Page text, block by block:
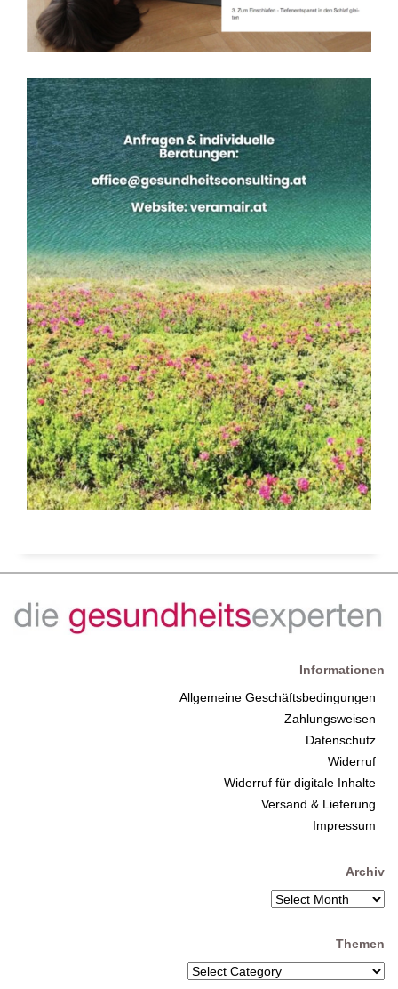
Informationen
Allgemeine Geschäftsbedingungen
Zahlungsweisen
Datenschutz
Widerruf
Widerruf für digitale Inhalte
Versand & Lieferung
Impressum
Archiv
Themen